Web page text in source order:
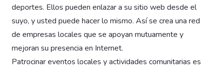
deportes. Ellos pueden enlazar a su sitio web desde el
suyo, y usted puede hacer lo mismo. Así se crea una red
de empresas locales que se apoyan mutuamente y
mejoran su presencia en Internet.
Patrocinar eventos locales y actividades comunitarias es